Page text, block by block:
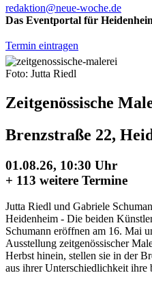
redaktion@neue-woche.de
Das Eventportal für
Termin eintragen
Foto: Jutta Riedl
Zeitgenössische
Brenzstraße 22,
01.08.26, 10:30 Uhr
+ 113 weitere Termine
Jutta Riedl und Gabriele
Heidenheim - Die beiden
Schumann eröffnen am 16. Mai
Ausstellung zeitgenössischer
Herbst hinein, stellen sie in der
aus ihrer Unterschiedlichkeit ihre